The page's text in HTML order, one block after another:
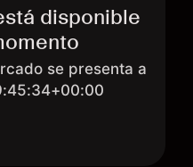
disponible
se presenta a